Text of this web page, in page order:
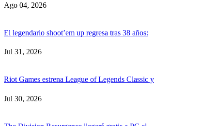
Ago 04, 2026
El legendario shoot’em up regresa tras 38 años:
Jul 31, 2026
Riot Games estrena League of Legends Classic y
Jul 30, 2026